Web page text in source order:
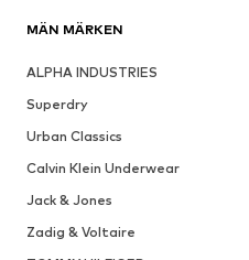
MÄN MÄRKEN
ALPHA INDUSTRIES
Superdry
Urban Classics
Calvin Klein Underwear
Jack & Jones
Zadig & Voltaire